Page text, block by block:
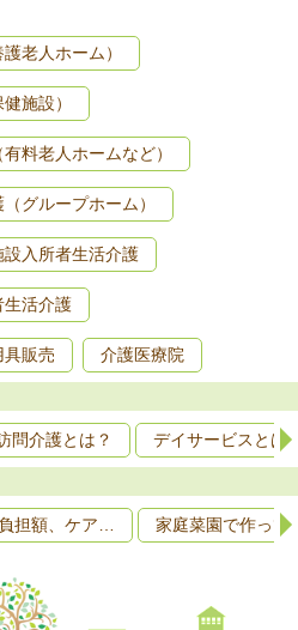
老人ホーム）
施設）
料老人ホームなど）
グループホーム）
入所者生活介護
生活介護
販売 介護医療院
問介護とは？ デイサービスとは
担額、ケア… 家庭菜園で作っ